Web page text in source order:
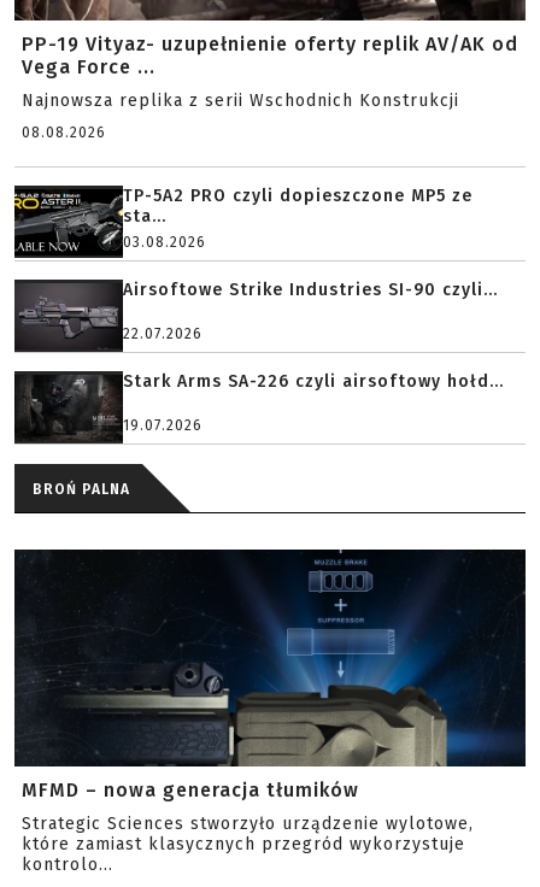
PP-19 Vityaz- uzupełnienie oferty replik AV/AK od
Vega Force ...
Najnowsza replika z serii Wschodnich Konstrukcji
08.08.2026
TP-5A2 PRO czyli dopieszczone MP5 ze
sta...
03.08.2026
Airsoftowe Strike Industries SI-90 czyli...
22.07.2026
Stark Arms SA-226 czyli airsoftowy hołd...
19.07.2026
BROŃ PALNA
MFMD – nowa generacja tłumików
Strategic Sciences stworzyło urządzenie wylotowe,
które zamiast klasycznych przegród wykorzystuje
kontrolo...